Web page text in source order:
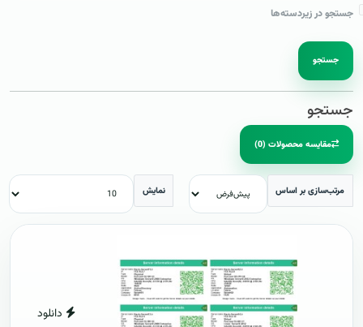
جستجو در زیردسته‌ها
جستجو
جستجو
مقایسه محصولات (0)
مرتب‌سازی بر اساس نمایش
دانلود